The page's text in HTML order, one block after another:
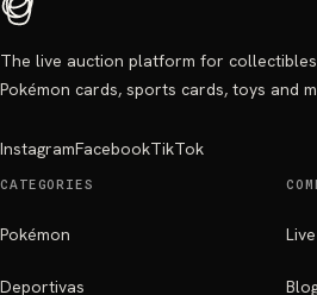
The live auction platform for collectibles
Pokémon cards, sports cards, toys and
InstagramFacebookTikTok
CATEGORIES
Pokémon
Deportivas